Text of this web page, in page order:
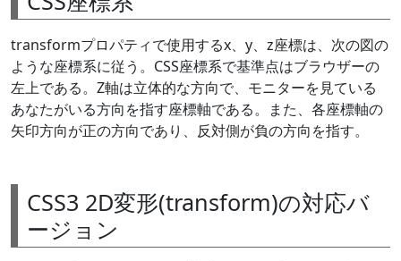
transformプロパティで使用するx、y、z座標は、次の図の
ような座標系に従う。CSS座標系で基準点はブラウザーの
左上である。Z軸は立体的な方向で、モニターを見ている
あなたがいる方向を指す座標軸である。また、各座標軸の
矢印方向が正の方向であり、反対側が負の方向を指す。
CSS3 2D変形(transform)の対応バ
ージョン